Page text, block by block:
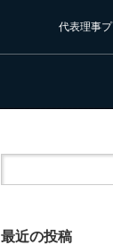
代表理事
最近の投稿